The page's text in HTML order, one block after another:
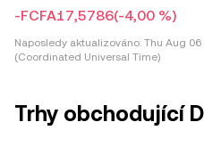
-FCFA17,5786(-4,00 %)
Naposledy aktualizováno: Thu Aug 06
(Coordinated Universal Time)
Trhy obchodující